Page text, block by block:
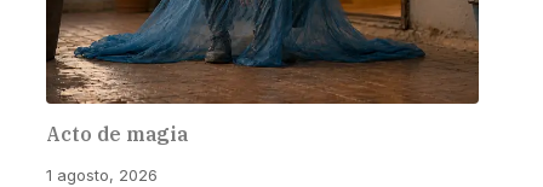
Acto de magia
1 agosto, 2026